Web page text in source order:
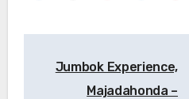
Jumbok Experience,
Majadahonda –